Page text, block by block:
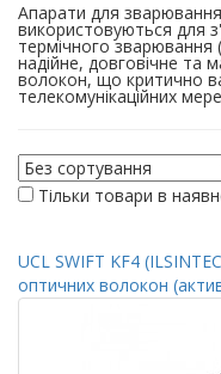
Апарати для
використовуються для
термічного
надійне, довговічне та
волокон, що критично
телекомунікаційних
Тільки товари в
UCL SWIFT KF4
оптичних волокон